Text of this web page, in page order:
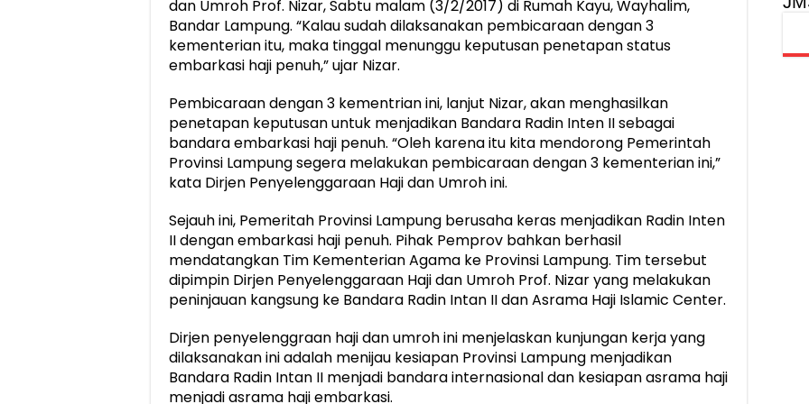
dan Umroh Prof. Nizar, Sabtu malam (3/2/2017) di Rumah Kayu, Wayhalim,
Bandar Lampung. “Kalau sudah dilaksanakan pembicaraan dengan 3
kementerian itu, maka tinggal menunggu keputusan penetapan status
embarkasi haji penuh,” ujar Nizar.
Pembicaraan dengan 3 kementrian ini, lanjut Nizar, akan menghasilkan
penetapan keputusan untuk menjadikan Bandara Radin Inten II sebagai
bandara embarkasi haji penuh. “Oleh karena itu kita mendorong Pemerintah
Provinsi Lampung segera melakukan pembicaraan dengan 3 kementerian ini,”
kata Dirjen Penyelenggaraan Haji dan Umroh ini.
Sejauh ini, Pemeritah Provinsi Lampung berusaha keras menjadikan Radin Inten
II dengan embarkasi haji penuh. Pihak Pemprov bahkan berhasil
mendatangkan Tim Kementerian Agama ke Provinsi Lampung. Tim tersebut
dipimpin Dirjen Penyelenggaraan Haji dan Umroh Prof. Nizar yang melakukan
peninjauan kangsung ke Bandara Radin Intan II dan Asrama Haji Islamic Center.
Dirjen penyelenggraan haji dan umroh ini menjelaskan kunjungan kerja yang
dilaksanakan ini adalah menijau kesiapan Provinsi Lampung menjadikan
Bandara Radin Intan II menjadi bandara internasional dan kesiapan asrama haji
menjadi asrama haji embarkasi.